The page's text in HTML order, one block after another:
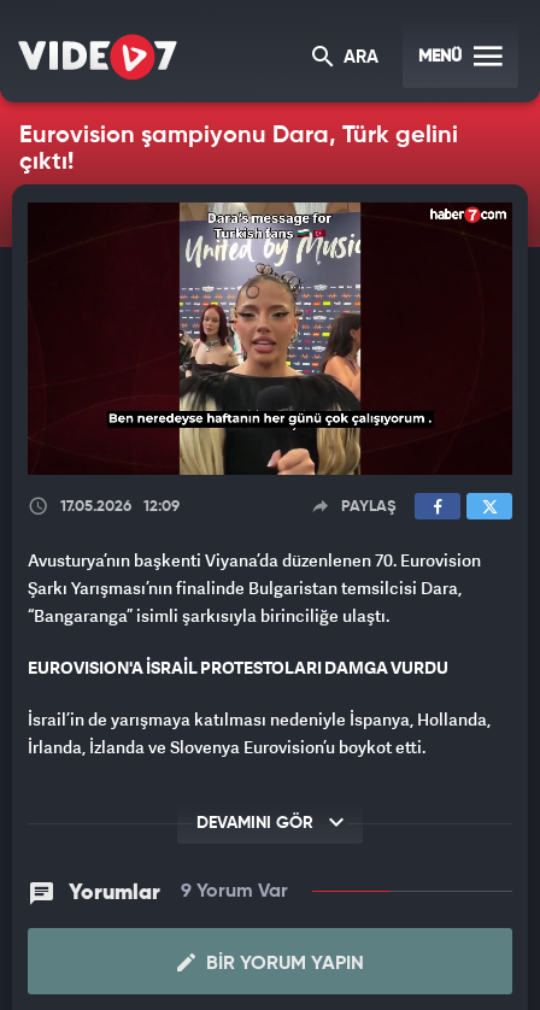
ARA MENÜ
Eurovision şampiyonu Dara, Türk gelini
çıktı!
17.05.2026 12:09 PAYLAŞ
Avusturya’nın başkenti Viyana’da düzenlenen 70. Eurovision
Şarkı Yarışması’nın finalinde Bulgaristan temsilcisi Dara,
“Bangaranga” isimli şarkısıyla birinciliğe ulaştı.
EUROVISION'A İSRAİL PROTESTOLARI DAMGA VURDU
İsrail’in de yarışmaya katılması nedeniyle İspanya, Hollanda,
İrlanda, İzlanda ve Slovenya Eurovision’u boykot etti.
Dara“Türkiye’ye teşekkürler. Yakında tekrar gelmeyi çok
isterim. Eşim Türk, bu yüzden gelmemek olmazdı. Zamanım
oldukça, hemen hemen her hafta biraz Türkçe çalışıyorum. Bir
dahaki sefere bu röportajı yaptığınızda, sizi daha fazla
cümleyle şaşırtabilirim.” Eşinin Türk olduğunu belirten ve
DEVAMINI GÖR
Yorumlar 9 Yorum Var
BIR YORUM YAPIN